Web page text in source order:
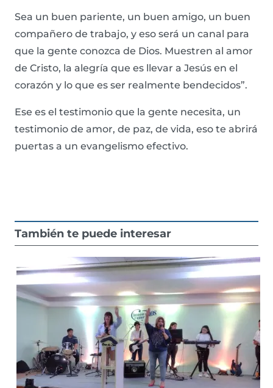
Sea un buen pariente, un buen amigo, un buen
compañero de trabajo, y eso será un canal para
que la gente conozca de Dios. Muestren al amor
de Cristo, la alegría que es llevar a Jesús en el
corazón y lo que es ser realmente bendecidos”.
Ese es el testimonio que la gente necesita, un
testimonio de amor, de paz, de vida, eso te abrirá
puertas a un evangelismo efectivo.
También te puede interesar